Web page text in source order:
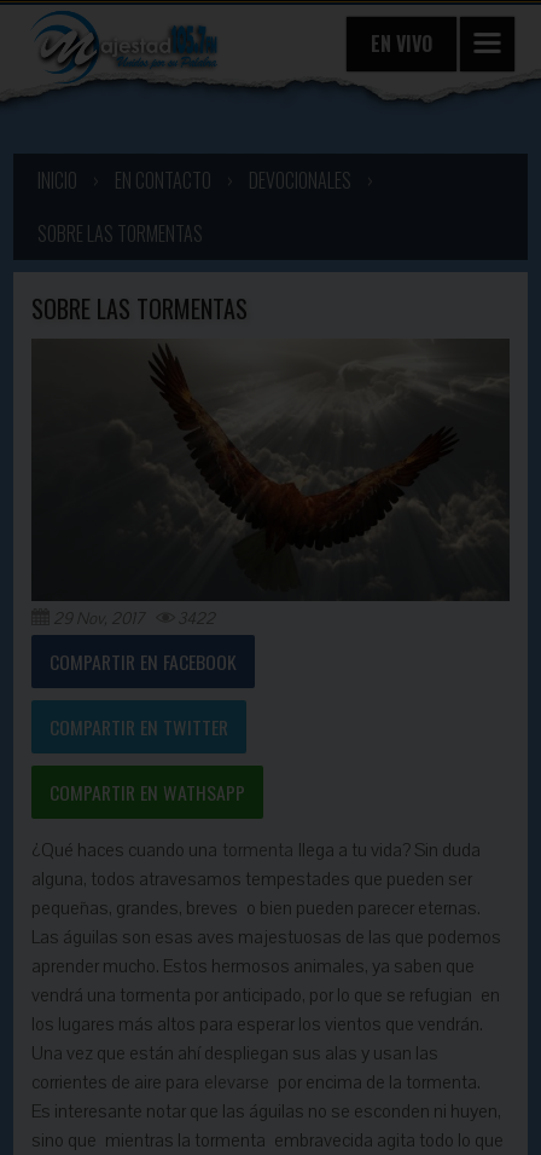
EN VIVO
INICIO EN CONTACTO DEVOCIONALES
SOBRE LAS TORMENTAS
SOBRE LAS TORMENTAS
29 Nov, 2017 3422
COMPARTIR EN FACEBOOK
COMPARTIR EN TWITTER
COMPARTIR EN WATHSAPP
¿Qué haces cuando una tormenta llega a tu vida? Sin duda
alguna, todos atravesamos tempestades que pueden ser
pequeñas, grandes, breves o bien pueden parecer eternas.
Las águilas son esas aves majestuosas de las que podemos
aprender mucho. Estos hermosos animales, ya saben que
vendrá una tormenta por anticipado, por lo que se refugian en
los lugares más altos para esperar los vientos que vendrán.
Una vez que están ahí despliegan sus alas y usan las
corrientes de aire para elevarse por encima de la tormenta.
Es interesante notar que las águilas no se esconden ni huyen,
sino que mientras la tormenta embravecida agita todo lo que